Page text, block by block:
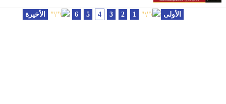
الأولى 1
2
3
4
5
6 الأخيرة